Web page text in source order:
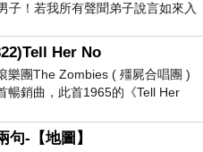
子！若我所有聲聞弟子說言如來入
Her No
樂團The Zombies ( 殭屍合唱團 )
暢銷曲，此首1965的《Tell Her
一，在告示牌百大單曲
句-【地圖】